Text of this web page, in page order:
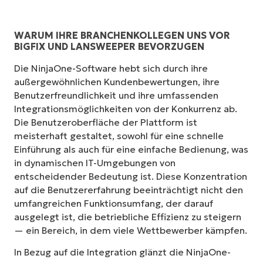
WARUM IHRE BRANCHENKOLLEGEN UNS VOR
BIGFIX UND LANSWEEPER BEVORZUGEN
Die NinjaOne-Software hebt sich durch ihre
außergewöhnlichen Kundenbewertungen, ihre
Benutzerfreundlichkeit und ihre umfassenden
Integrationsmöglichkeiten von der Konkurrenz ab.
Die Benutzeroberfläche der Plattform ist
meisterhaft gestaltet, sowohl für eine schnelle
Einführung als auch für eine einfache Bedienung, was
in dynamischen IT-Umgebungen von
entscheidender Bedeutung ist. Diese Konzentration
auf die Benutzererfahrung beeinträchtigt nicht den
umfangreichen Funktionsumfang, der darauf
ausgelegt ist, die betriebliche Effizienz zu steigern
— ein Bereich, in dem viele Wettbewerber kämpfen.
In Bezug auf die Integration glänzt die NinjaOne-